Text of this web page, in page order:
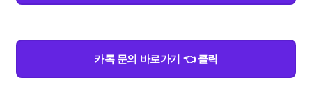
카톡 문의 바로가기 👈 클릭